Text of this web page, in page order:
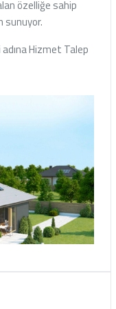
özelliğe sahip
sunuyor.
Hizmet Talep